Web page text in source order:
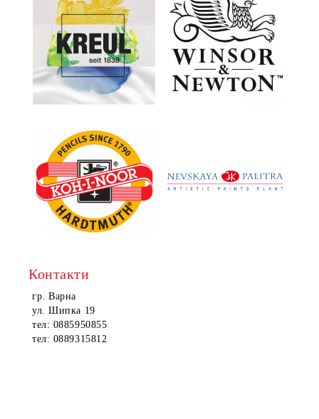
Контакти
гр. Варна
ул. Шипка 19
тел: 0885950855
тел: 0889315812